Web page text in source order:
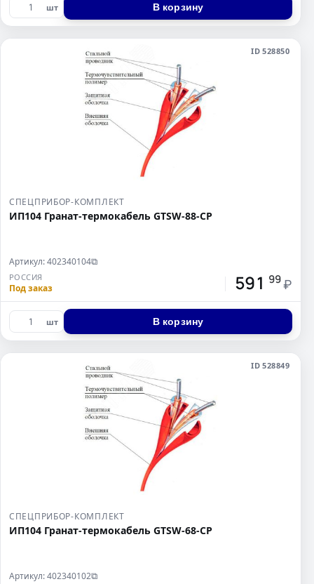
шт В корзину
ID 528850
СПЕЦПРИБОР-КОМПЛЕКТ
ИП104 Гранат-термокабель GTSW-88-СР
Артикул: 402340104⧉
РОССИЯ
Под заказ 591 99 ₽
шт В корзину
ID 528849
СПЕЦПРИБОР-КОМПЛЕКТ
ИП104 Гранат-термокабель GTSW-68-СР
Артикул: 402340102⧉